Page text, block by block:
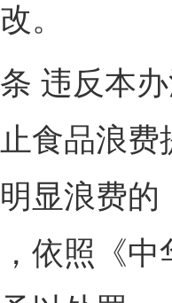
。
反本办
食品浪
显浪费
依照《